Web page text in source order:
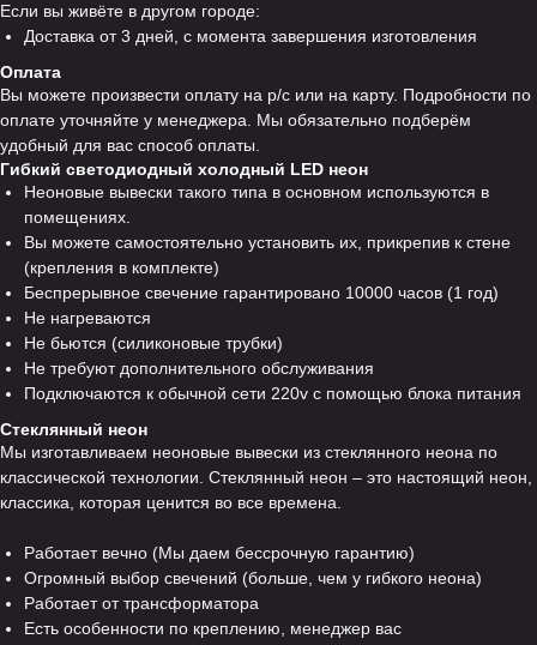
Если вы живёте в другом городе:
Доставка от 3 дней, с момента завершения изготовления
Оплата
Вы можете произвести оплату на р/с или на карту. Подробности по
оплате уточняйте у менеджера. Мы обязательно подберём
удобный для вас способ оплаты.
Гибкий светодиодный холодный LED неон
Неоновые вывески такого типа в основном используются в
помещениях.
Вы можете самостоятельно установить их, прикрепив к стене
(крепления в комплекте)
Беспрерывное свечение гарантировано 10000 часов (1 год)
Не нагреваются
Не бьются (силиконовые трубки)
Не требуют дополнительного обслуживания
Подключаются к обычной сети 220v с помощью блока питания
Стеклянный неон
Мы изготавливаем неоновые вывески из стеклянного неона по
классической технологии. Стеклянный неон – это настоящий неон,
классика, которая ценится во все времена.
Работает вечно (Мы даем бессрочную гарантию)
Огромный выбор свечений (больше, чем у гибкого неона)
Работает от трансформатора
Есть особенности по креплению, менеджер вас